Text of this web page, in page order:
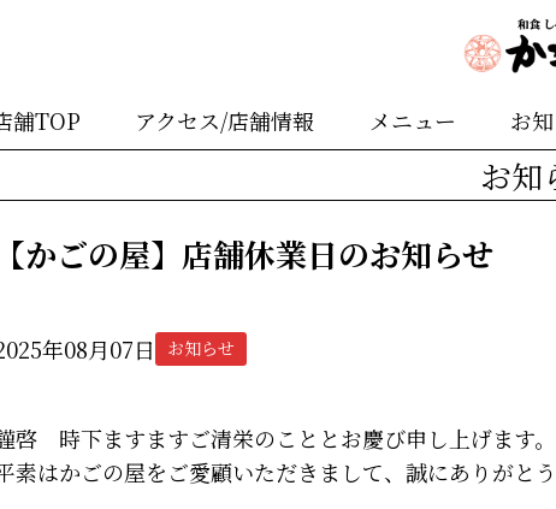
舗TOP アクセス/店舗情報 メニュー お
お知
【かごの屋】店舗休業日のお知らせ
年08月07日 お知らせ
啓 時下ますますご清栄のこととお慶び申し上げます。
素はかごの屋をご愛顧いただきまして、誠にありがとう